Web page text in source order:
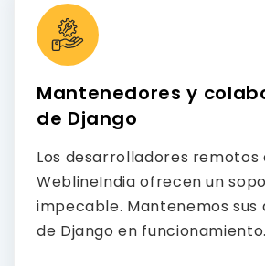
Mantenedores y
de Django
Los desarrolladores remotos
WeblineIndia ofrecen un
impecable. Mantenemos sus
de Django en funcionamiento.